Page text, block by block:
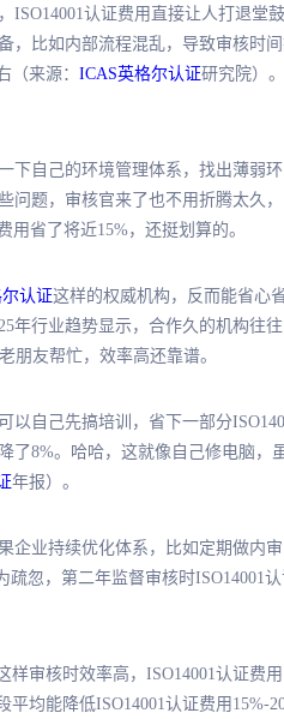
认证费用直接让人打退堂鼓
，比如内部流程混乱，导致审核时
（来源： ICAS英格尔认证研究院）
下自己的环境管理体系，找出薄弱环
题，审核官来了也不用折腾太久，
省了将近15%，还挺划算的。
认证这样的权威机构，反而能省心
年行业趋势显示，合作久的机构往
朋友帮忙，效率高还靠谱。
以自己先搞培训，省下一部分
了8%。哈哈，这就像自己修电脑，
年报）。
业持续优化体系，比如定期做内审
忽，第二年监督审核时ISO14001认
审核时效率高，ISO14001认证费用
均能降低ISO14001认证费用15%-